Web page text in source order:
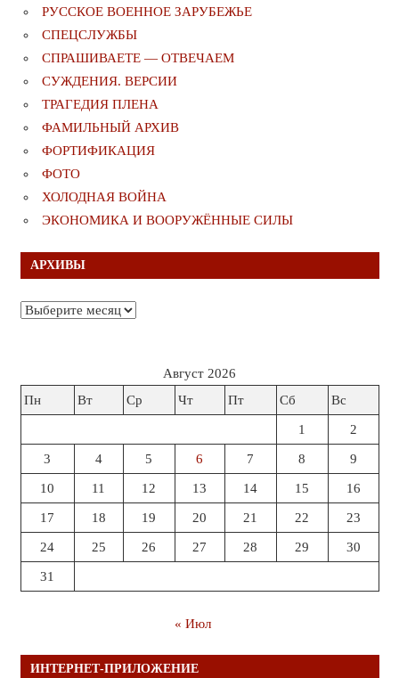
РУССКОЕ ВОЕННОЕ ЗАРУБЕЖЬЕ
СПЕЦСЛУЖБЫ
СПРАШИВАЕТЕ — ОТВЕЧАЕМ
СУЖДЕНИЯ. ВЕРСИИ
ТРАГЕДИЯ ПЛЕНА
ФАМИЛЬНЫЙ АРХИВ
ФОРТИФИКАЦИЯ
ФОТО
ХОЛОДНАЯ ВОЙНА
ЭКОНОМИКА И ВООРУЖЁННЫЕ СИЛЫ
АРХИВЫ
Архивы
Август 2026
Пн
Вт Ср Чт Пт Сб Вс
1 2
3 4 5 6 7 8 9
10 11 12 13 14 15 16
17 18 19 20 21 22 23
24 25 26 27 28 29 30
31
« Июл
ИНТЕРНЕТ-ПРИЛОЖЕНИЕ